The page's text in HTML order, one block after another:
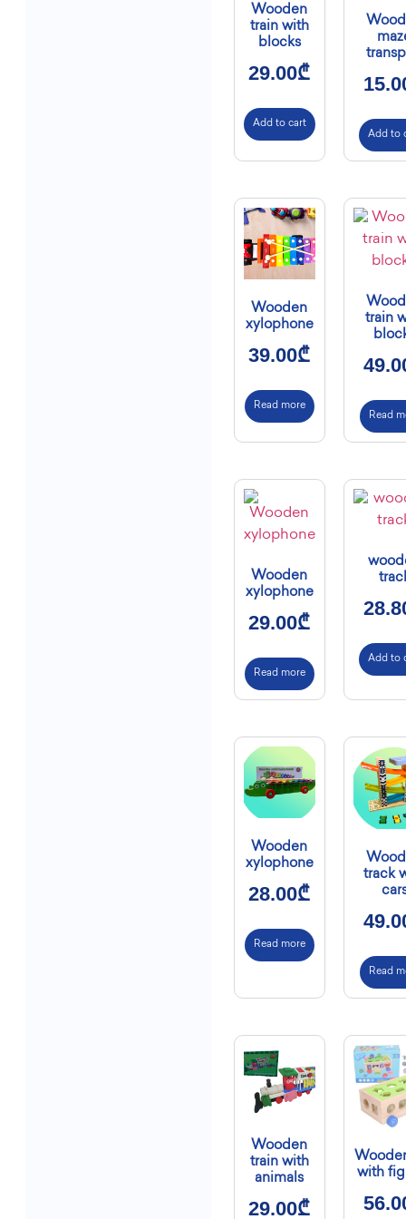
Wooden
train with
blocks
29.00₾
Add to cart
Add to
Wooden
xylophone
39.00₾
Read more
train
Read
Wooden
xylophone
29.00₾
Read more
Add to
Wooden
xylophone
28.00₾
Read more
track
Read
Wooden
train with
animals
29.00₾
with